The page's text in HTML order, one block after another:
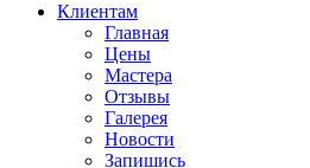
Клиентам
Главная
Цены
Мастера
Отзывы
Галерея
Новости
Запишись